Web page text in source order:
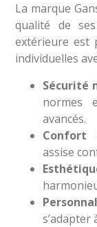
La marque
qualité de
extérieure est
individuelles
Sécurité
normes
avancés.
Confort
assise